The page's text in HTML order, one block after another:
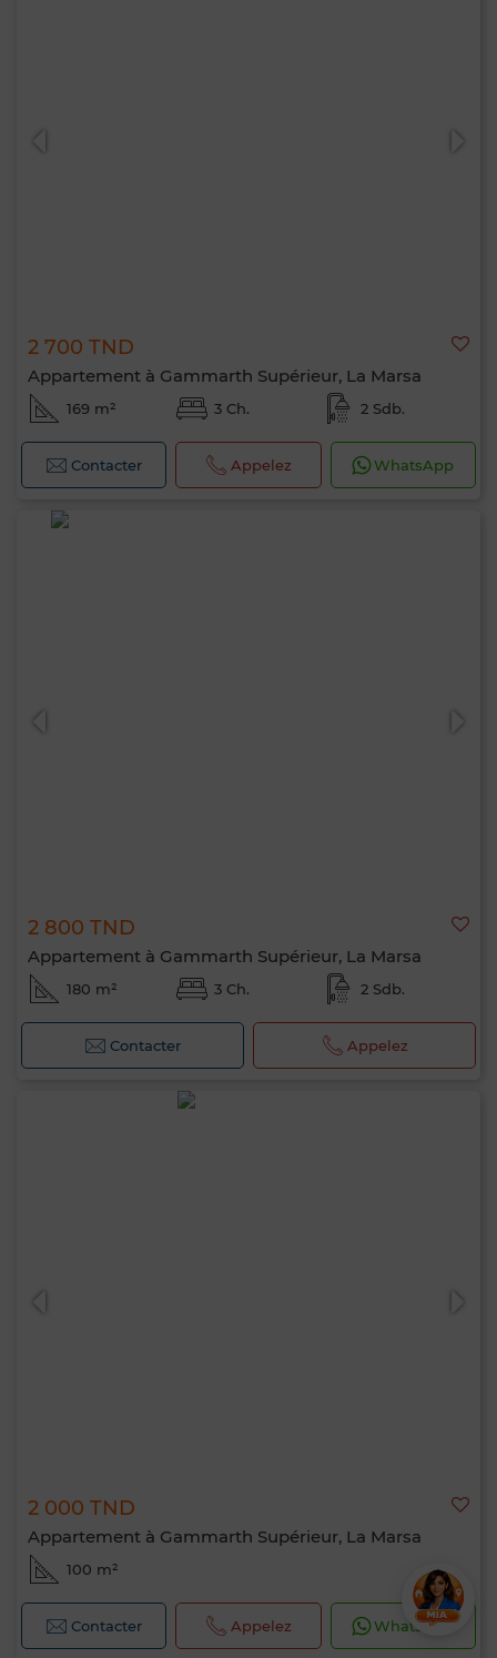
2 700 TND
Appartement à Gammarth Supérieur, La Marsa
169 m² 3 Ch. 2 Sdb.
Contacter Appelez WhatsApp
2 800 TND
Appartement à Gammarth Supérieur, La Marsa
180 m² 3 Ch. 2 Sdb.
Contacter Appelez
2 000 TND
Appartement à Gammarth Supérieur, La Marsa
100 m²
Contacter Appelez WhatsApp